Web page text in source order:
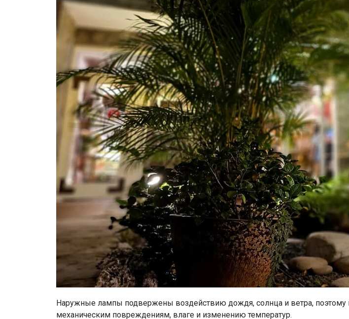
Наружные лампы подвержены воздействию дождя, солнца и ветра,
механическим повреждениям, влаге и изменению температур.